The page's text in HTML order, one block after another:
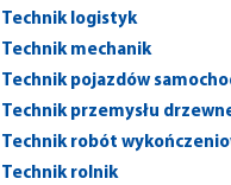
Technik logistyk
Technik mechanik
Technik pojazdów
Technik przemysłu
Technik robót
Technik rolnik